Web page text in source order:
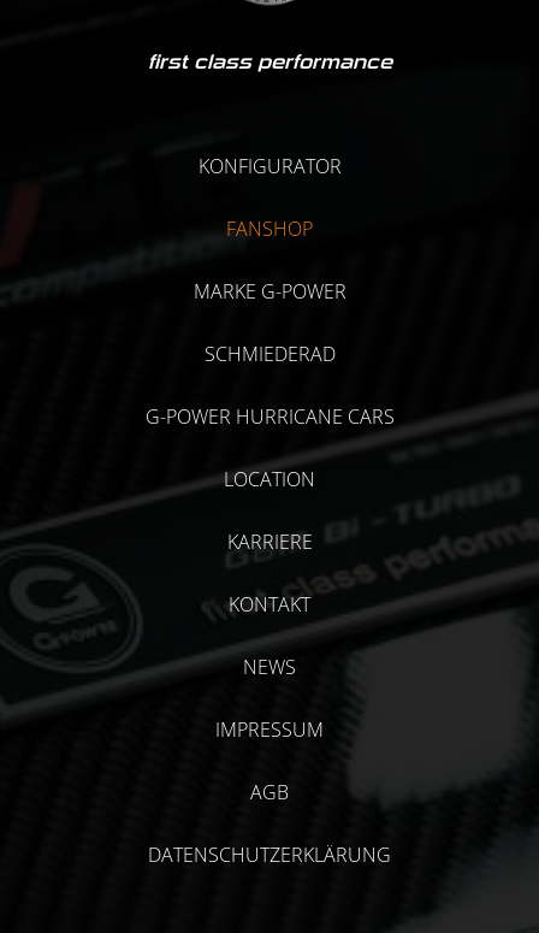
first class performance
KONFIGURATOR
FANSHOP
MARKE G-POWER
SCHMIEDERAD
G-POWER HURRICANE CARS
LOCATION
KARRIERE
KONTAKT
NEWS
IMPRESSUM
AGB
DATENSCHUTZERKLÄRUNG